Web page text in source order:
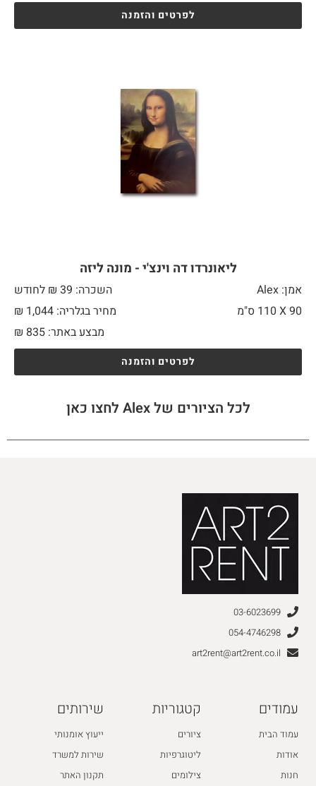
לפרטים והזמנה
ליאונרדו דה וינצ'י - מונה ליזה
אמן: Alex
השכרה: 39 ₪ לחודש
90 X
מחיר בגלריה: 1,044 ₪
מבצע באתר:
₪ 835
לפרטים והזמנה
לכל הציורים של Alex לחצו כאן
03-6023699
054-4746298
art2rent@art2rent.co.il
עמודים
עמוד הבית
אודות
חנות
קטגוריות
ציורים
ליטוגרפיות
צילומים
שירותים
ייעוץ אומנותי
שירות למשרד
תקנון האתר